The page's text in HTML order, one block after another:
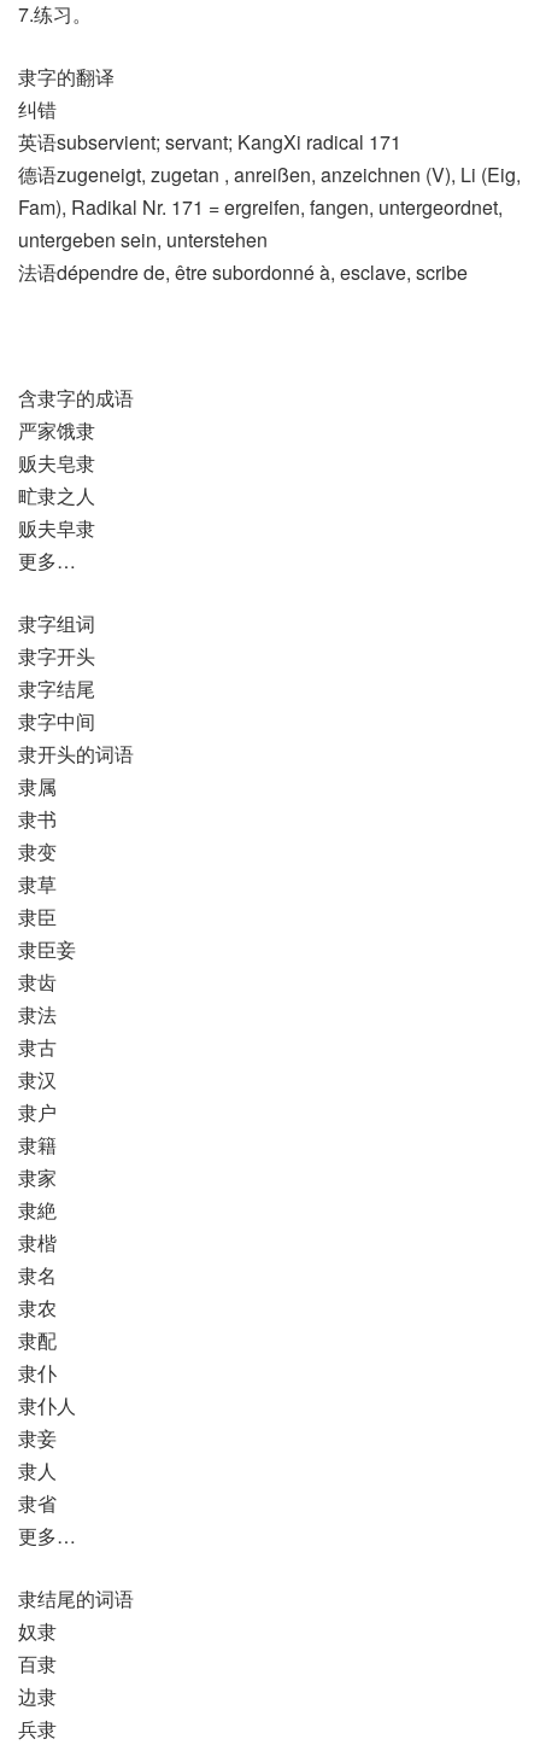
7.练习。
隶字的翻译
纠错
英语subservient; servant; KangXi radical 171
德语zugeneigt, zugetan , anreißen, anzeichnen (V)​, Li (Eig,
Fam)​, Radikal Nr. 171 = ergreifen, fangen, untergeordnet,
untergeben sein, unterstehen
法语dépendre de, être subordonné à, esclave, scribe
含隶字的成语
严家饿隶
贩夫皂隶
甿隶之人
贩夫皁隶
更多…
隶字组词
隶字开头
隶字结尾
隶字中间
隶开头的词语
隶属
隶书
隶变
隶草
隶臣
隶臣妾
隶齿
隶法
隶古
隶汉
隶户
隶籍
隶家
隶絶
隶楷
隶名
隶农
隶配
隶仆
隶仆人
隶妾
隶人
隶省
更多…
隶结尾的词语
奴隶
百隶
边隶
兵隶